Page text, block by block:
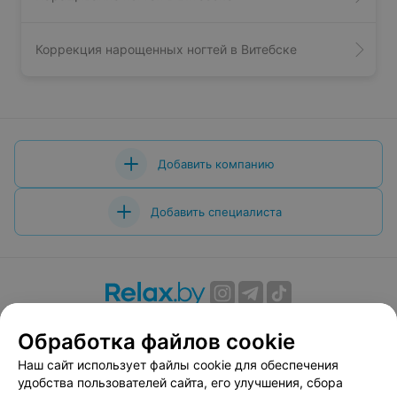
Коррекция нарощенных ногтей в Витебске
Добавить компанию
Добавить специалиста
Вакансии
Публичный договор
Способы оплаты
Публичный договор по использованию сервиса
«Афиша»
Обработка файлов cookie
Наш сайт использует файлы cookie для обеспечения
удобства пользователей сайта, его улучшения, сбора